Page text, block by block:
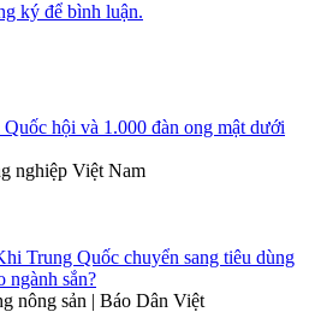
ký để bình luận.
hội và 1.000 đàn ong mật dưới
nghiệp Việt Nam
Trung Quốc chuyển sang tiêu dùng
ngành sắn?
nông sản | Báo Dân Việt